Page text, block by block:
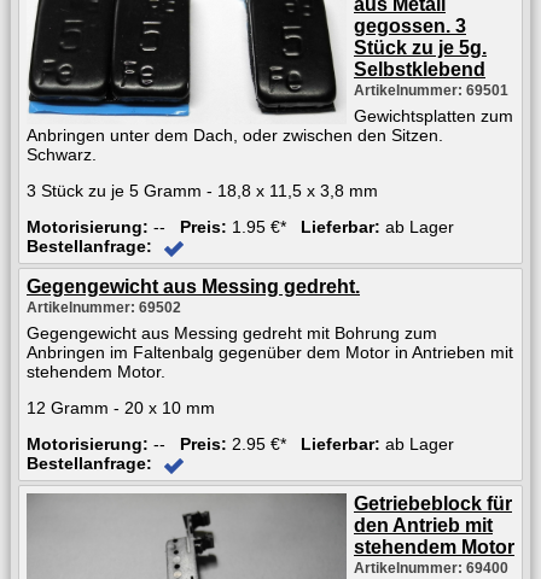
aus Metall
gegossen. 3
Stück zu je 5g.
Selbstklebend
Artikelnummer: 69501
Gewichtsplatten zum
Anbringen unter dem Dach, oder zwischen den Sitzen.
Schwarz.
3 Stück zu je 5 Gramm - 18,8 x 11,5 x 3,8 mm
Motorisierung: -- Preis: 1.95 €* Lieferbar: ab Lager
Bestellanfrage:
Gegengewicht aus Messing gedreht.
Artikelnummer: 69502
Gegengewicht aus Messing gedreht mit Bohrung zum
Anbringen im Faltenbalg gegenüber dem Motor in Antrieben mit
stehendem Motor.
12 Gramm - 20 x 10 mm
Motorisierung: -- Preis: 2.95 €* Lieferbar: ab Lager
Bestellanfrage:
Getriebeblock für
den Antrieb mit
stehendem Motor
Artikelnummer: 69400